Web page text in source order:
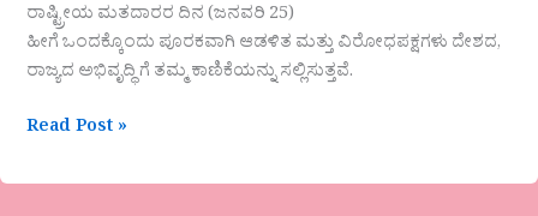
ರಾಷ್ಟ್ರೀಯ ಮತದಾರರ ದಿನ (ಜನವರಿ 25)
ಹೀಗೆ ಒಂದಕ್ಕೊಂದು ಪೂರಕವಾಗಿ ಆಡಳಿತ ಮತ್ತು ವಿರೋಧಪಕ್ಷಗಳು ದೇಶದ,
ರಾಜ್ಯದ ಅಭಿವೃದ್ಧಿ ಗೆ ತಮ್ಮ ಕಾಣಿಕೆಯನ್ನು ಸಲ್ಲಿಸುತ್ತವೆ.
Read Post »